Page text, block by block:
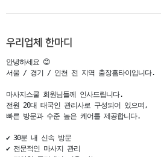
우리업체 한마디
안녕하세요 😊
서울 / 경기 / 인천 전 지역 출장홈타이입니다.
마사지스쿨 회원님들께 인사드립니다.
전원 20대 태국인 관리사로 구성되어 있으며,
빠른 방문과 수준 높은 케어를 제공합니다.
✔ 30분 내 신속 방문
✔ 전문적인 마사지 관리